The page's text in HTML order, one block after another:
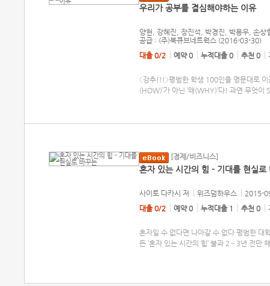
우리가 공부를 결심해야하는 이유
양현, 강혜진, 장진석, 박경진, 박용우, 손상
공급 : (주)북큐브네트웍스 (2016-03-30)
대출 0/2
예약 0 누적대출 0 추천 0
〈강추!!!〉평범한 학생 100인을 명문대로
(HOW)’가 아닌 ‘왜(WHY)’다! 과연 무엇
[경제/비즈니스]
혼자 있는 시간의 힘 - 기대를 현실로
사이토 다카시 저 위즈덤하우스
2015-
대출 0/2
예약 0 누적대출 1 추천 0
혼자일 수 없다면 나아갈 수 없다 평범한 대
든 ‘혼자 있는 시간의 힘’ 불과 2～3년 전만